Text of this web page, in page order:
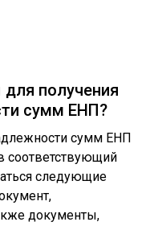
получения
сумм ЕНП?
сумм ЕНП
соответствующий
следующие
документы,